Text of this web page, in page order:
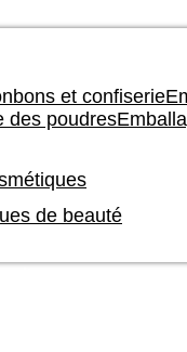
et confiserie
des poudres
de beauté